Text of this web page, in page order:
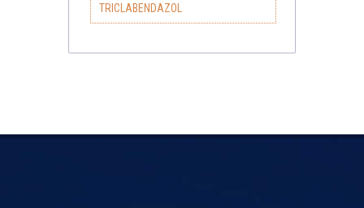
TRICLABENDAZOL